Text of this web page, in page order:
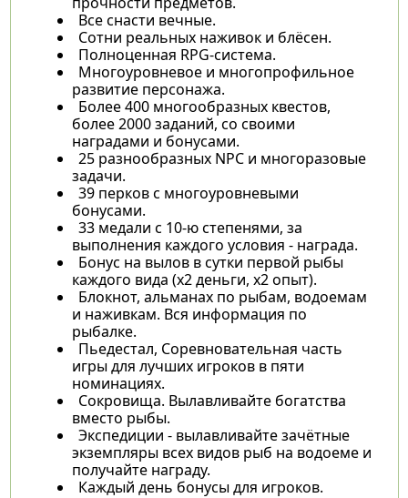
Все снасти вечные.
Сотни реальных наживок и блёсен.
Полноценная RPG-система.
Многоуровневое и многопрофильное
развитие персонажа.
Более 400 многообразных квестов,
более 2000 заданий, со своими
наградами и бонусами.
25 разнообразных NPC и многоразовые
задачи.
39 перков с многоуровневыми
бонусами.
33 медали с 10-ю степенями, за
выполнения каждого условия - награда.
Бонус на вылов в сутки первой рыбы
каждого вида (х2 деньги, х2 опыт).
Блокнот, альманах по рыбам, водоемам
и наживкам. Вся информация по
рыбалке.
Пьедестал, Соревновательная часть
игры для лучших игроков в пяти
номинациях.
Сокровища. Вылавливайте богатства
вместо рыбы.
Экспедиции - вылавливайте зачётные
экземпляры всех видов рыб на водоеме и
получайте награду.
Каждый день бонусы для игроков.